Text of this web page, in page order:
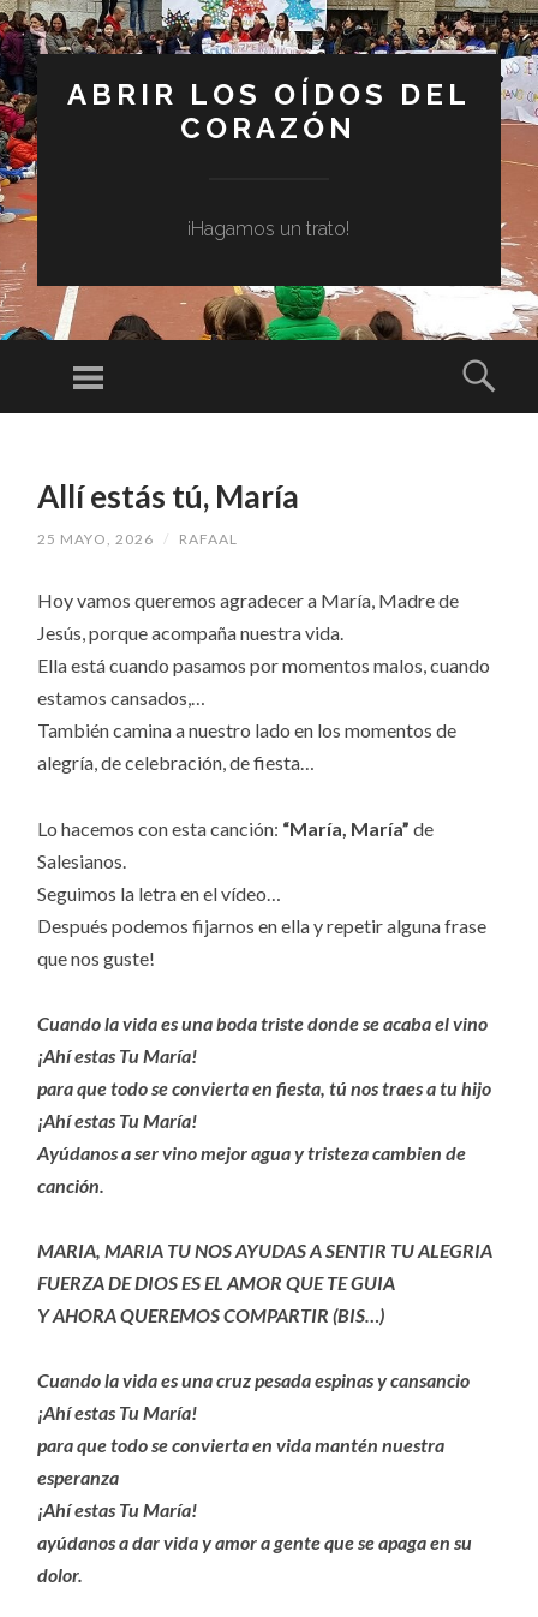
ABRIR LOS OÍDOS DEL
CORAZÓN
¡Hagamos un trato!
Menú
CONTENIDO
Allí estás tú, María
25 MAYO, 2026 / RAFAAL
Hoy vamos queremos agradecer a María, Madre de
Jesús, porque acompaña nuestra vida.
Ella está cuando pasamos por momentos malos, cuando
estamos cansados,…
También camina a nuestro lado en los momentos de
alegría, de celebración, de fiesta…
Lo hacemos con esta canción: “María, María” de
Salesianos.
Seguimos la letra en el vídeo…
Después podemos fijarnos en ella y repetir alguna frase
que nos guste!
Cuando la vida es una boda triste donde se acaba el vino
¡Ahí estas Tu María!
para que todo se convierta en fiesta, tú nos traes a tu hijo
¡Ahí estas Tu María!
Ayúdanos a ser vino mejor agua y tristeza cambien de
canción.
MARIA, MARIA TU NOS AYUDAS A SENTIR TU ALEGRIA
FUERZA DE DIOS ES EL AMOR QUE TE GUIA
Y AHORA QUEREMOS COMPARTIR (BIS…)
Cuando la vida es una cruz pesada espinas y cansancio
¡Ahí estas Tu María!
para que todo se convierta en vida mantén nuestra
esperanza
¡Ahí estas Tu María!
ayúdanos a dar vida y amor a gente que se apaga en su
dolor.